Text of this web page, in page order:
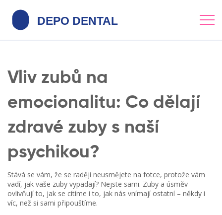
Vliv zubů na
emocionalitu: Co dělají
zdravé zuby s naší
psychikou?
Stává se vám, že se raději neusmějete na fotce, protože vám
vadí, jak vaše zuby vypadají? Nejste sami. Zuby a úsměv
ovlivňují to, jak se cítíme i to, jak nás vnímají ostatní – někdy i
víc, než si sami připouštíme.